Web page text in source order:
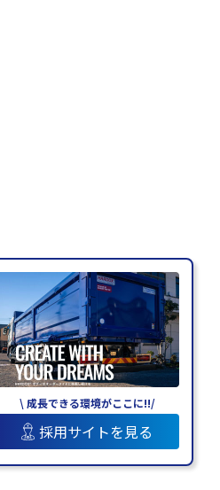
\ 成長できる環境がここに!!/
採用サイトを見る